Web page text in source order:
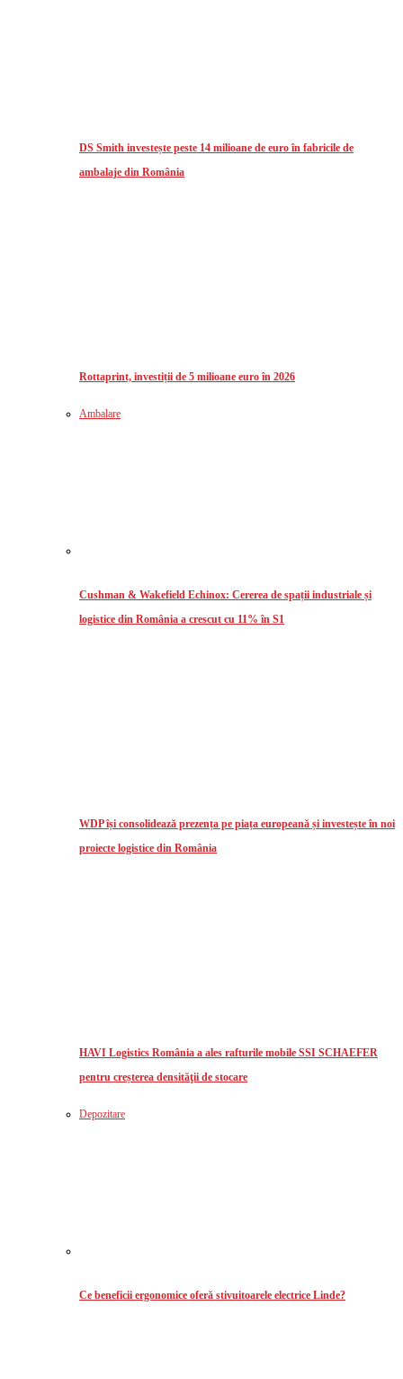
DS Smith investește peste 14 milioane de euro în fabricile de
ambalaje din România
Rottaprint, investiții de 5 milioane euro în 2026
Ambalare
Cushman & Wakefield Echinox: Cererea de spații industriale și
logistice din România a crescut cu 11% în S1
WDP își consolidează prezența pe piața europeană și investește în noi
proiecte logistice din România
HAVI Logistics România a ales rafturile mobile SSI SCHAEFER
pentru creșterea densităţii de stocare
Depozitare
Ce beneficii ergonomice oferă stivuitoarele electrice Linde?